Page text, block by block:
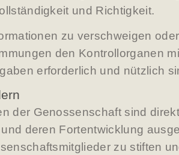
und Richtigkeit.
zu verschweigen
den Kontrollorganen
erforderlich und nützlich
der Genossenschaft sind
deren Fortentwicklung
zu stiften